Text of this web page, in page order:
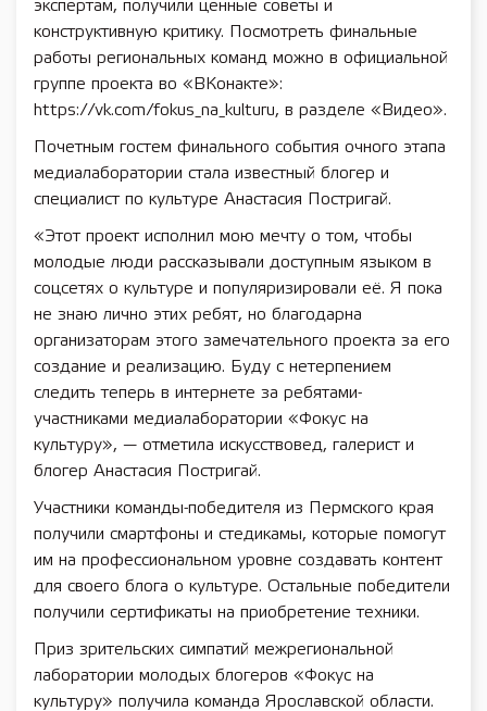
экспертам, получили ценные советы и
конструктивную критику. Посмотреть финальные
работы региональных команд можно в официальной
группе проекта во «ВКонакте»:
https://vk.com/fokus_na_kulturu, в разделе «Видео».
Почетным гостем финального события очного этапа
медиалаборатории стала известный блогер и
специалист по культуре Анастасия Постригай.
«Этот проект исполнил мою мечту о том, чтобы
молодые люди рассказывали доступным языком в
соцсетях о культуре и популяризировали её. Я пока
не знаю лично этих ребят, но благодарна
организаторам этого замечательного проекта за его
создание и реализацию. Буду с нетерпением
следить теперь в интернете за ребятами-
участниками медиалаборатории «Фокус на
культуру», — отметила искусствовед, галерист и
блогер Анастасия Постригай.
Участники команды-победителя из Пермского края
получили смартфоны и стедикамы, которые помогут
им на профессиональном уровне создавать контент
для своего блога о культуре. Остальные победители
получили сертификаты на приобретение техники.
Приз зрительских симпатий межрегиональной
лаборатории молодых блогеров «Фокус на
культуру» получила команда Ярославской области.